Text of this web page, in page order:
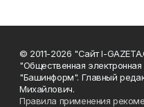
© 2011-2026 "Сайт I-
"Общественная
"Башинформ". Главный
Михайлович.
Правила применения